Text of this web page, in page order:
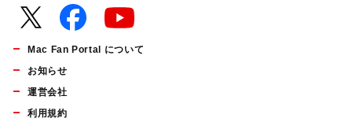
Mac Fan Portal について
お知らせ
運営会社
利用規約